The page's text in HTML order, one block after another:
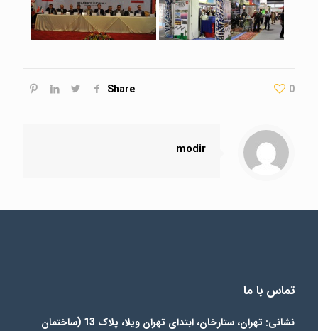
Share 0
modir
تماس با ما
نشانی: تهران، ستارخان، ابتدای تهران ویلا، پلاک 13 (ساختمان